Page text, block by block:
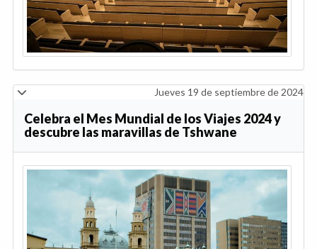
Jueves 19 de septiembre de 2024
Celebra el Mes Mundial de los Viajes 2024 y
descubre las maravillas de Tshwane